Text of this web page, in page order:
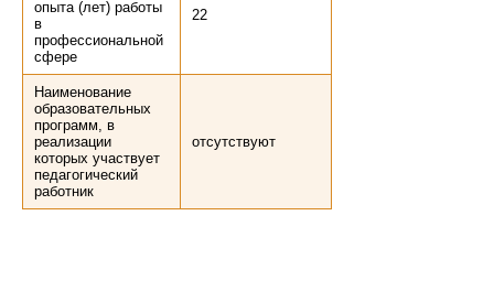
опыта (лет) работы
в
профессиональной
сфере
22
Наименование
образовательных
программ, в
реализации
которых участвует
педагогический
работник
отсутствуют